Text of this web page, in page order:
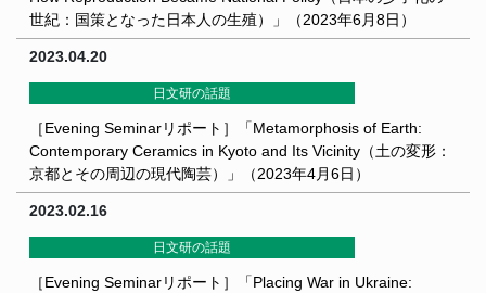
世紀：国策となった日本人の生殖）」（2023年6月8日）
2023.04.20
日文研の話題
［Evening Seminarリポート］「Metamorphosis of Earth:
Contemporary Ceramics in Kyoto and Its Vicinity（土の変形：
京都とその周辺の現代陶芸）」（2023年4月6日）
2023.02.16
日文研の話題
［Evening Seminarリポート］「Placing War in Ukraine: